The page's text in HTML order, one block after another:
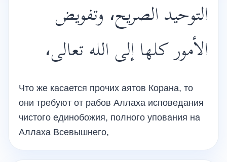
التوحيد الصريح، وتفويض
الأمور كلها إلى الله تعالى،
Что же касается прочих аятов Корана, то
они требуют от рабов Аллаха исповедания
чистого единобожия, полного упования на
Аллаха Всевышнего,